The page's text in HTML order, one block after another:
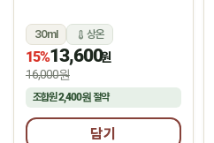
30ml 상온
15%13,600원
16,000원
조합원2,400원 절약
담기